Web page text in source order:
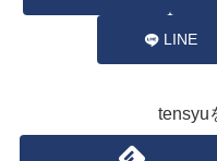
LINE
tensyu